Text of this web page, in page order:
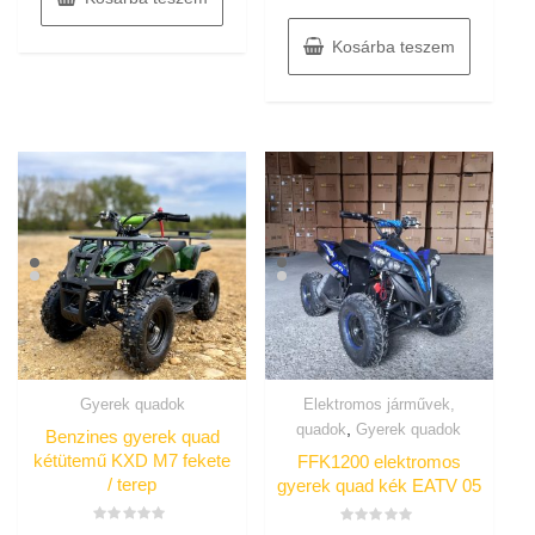
Kosárba teszem
Gyerek quadok
Benzines gyerek quad
kétütemű KXD M7 fekete
/ terep
Elektromos járművek,
quadok ,Gyerek quadok
FFK1200 elektromos
gyerek quad kék EATV 05